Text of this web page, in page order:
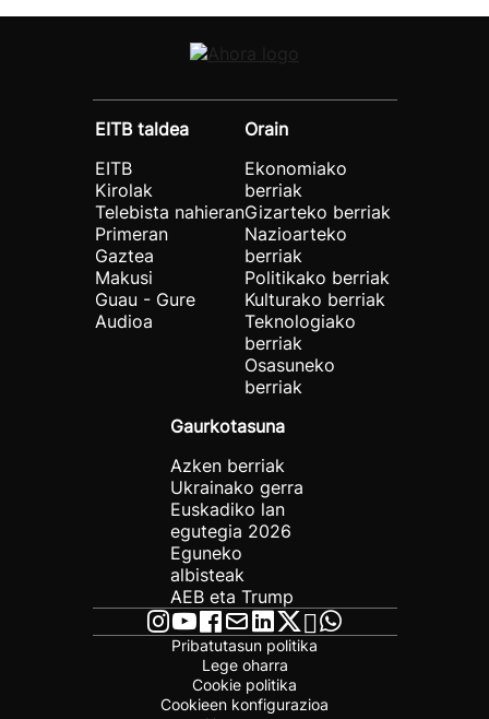
EITB taldea
EITB
Kirolak
Telebista nahieran
Primeran
Gaztea
Makusi
Guau - Gure
Audioa
Orain
Ekonomiako
berriak
Gizarteko berriak
Nazioarteko
berriak
Politikako berriak
Kulturako berriak
Teknologiako
berriak
Osasuneko
berriak
Gaurkotasuna
Azken berriak
Ukrainako gerra
Euskadiko lan
egutegia 2026
Eguneko
albisteak
AEB eta Trump
Pribatutasun politika
Lege oharra
Cookie politika
Cookieen konfigurazioa